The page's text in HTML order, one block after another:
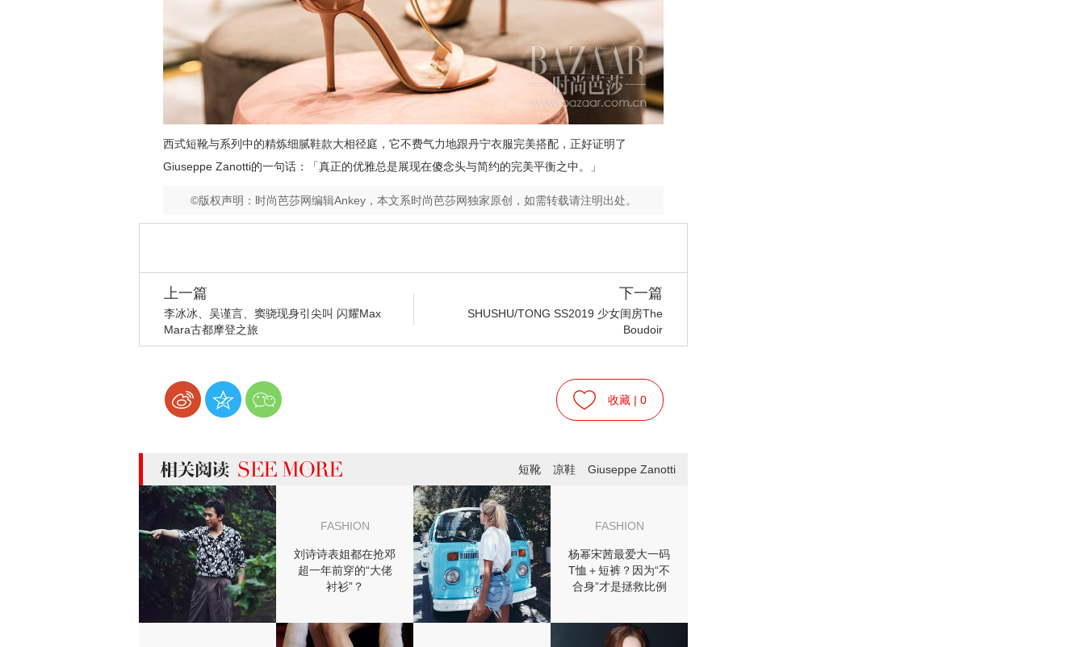
西式短靴与系列中的精炼细腻鞋款大相径庭，它不费气力地跟丹宁衣服完美搭配，正好证明了
Giuseppe Zanotti的一句话：「真正的优雅总是展现在傻念头与简约的完美平衡之中。」
©版权声明：时尚芭莎网编辑Ankey，本文系时尚芭莎网独家原创，如需转载请注明出处。
上一篇
李冰冰、吴谨言、窦骁现身引尖叫 闪耀Max
Mara古都摩登之旅
下一篇
SHUSHU/TONG SS2019 少女闺房The
Boudoir
收藏 | 0
more 相关阅读
短靴 凉鞋 Giuseppe Zanotti
FASHION
刘诗诗表姐都在抢邓
超一年前穿的“大佬
衬衫”？
FASHION
杨幂宋茜最爱大一码
T恤＋短裤？因为“不
合身”才是拯救比例